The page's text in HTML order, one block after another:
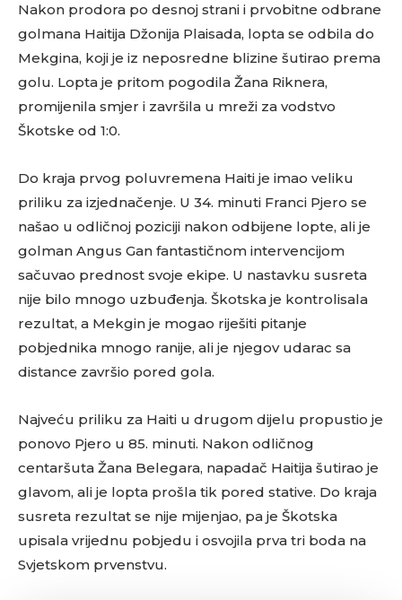
Nakon prodora po desnoj strani i prvobitne odbrane
golmana Haitija Džonija Plaisada, lopta se odbila do
Mekgina, koji je iz neposredne blizine šutirao prema
golu. Lopta je pritom pogodila Žana Riknera,
promijenila smjer i završila u mreži za vodstvo
Škotske od 1:0.
Do kraja prvog poluvremena Haiti je imao veliku
priliku za izjednačenje. U 34. minuti Franci Pjero se
našao u odličnoj poziciji nakon odbijene lopte, ali je
golman Angus Gan fantastičnom intervencijom
sačuvao prednost svoje ekipe. U nastavku susreta
nije bilo mnogo uzbuđenja. Škotska je kontrolisala
rezultat, a Mekgin je mogao riješiti pitanje
pobjednika mnogo ranije, ali je njegov udarac sa
distance završio pored gola.
Najveću priliku za Haiti u drugom dijelu propustio je
ponovo Pjero u 85. minuti. Nakon odličnog
centaršuta Žana Belegara, napadač Haitija šutirao je
glavom, ali je lopta prošla tik pored stative. Do kraja
susreta rezultat se nije mijenjao, pa je Škotska
upisala vrijednu pobjedu i osvojila prva tri boda na
Svjetskom prvenstvu.